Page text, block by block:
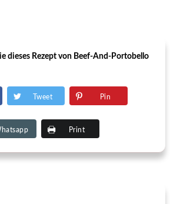
dieses Rezept von Beef-And-Portobello
Tweet Pin
Print